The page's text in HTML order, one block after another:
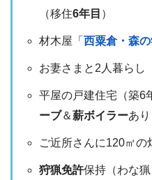
（移住6年目 ）
材木屋「西粟倉・森
お妻さまと2人暮らし
平屋の戸建住宅（築
ーブ＆薪ボイラーあり
ご近所さんに120㎡の
狩猟免許保持（わな猟